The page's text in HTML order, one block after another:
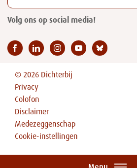
Volg ons op social media!
© 2026 Dichterbij
Privacy
Colofon
Disclaimer
Medezeggenschap
Cookie-instellingen